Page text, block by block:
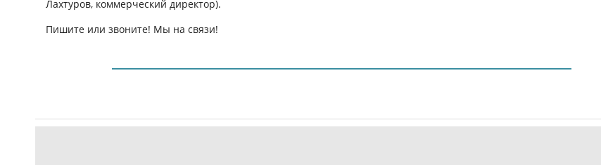
Лахтуров, коммерческий директор).
Пишите или звоните! Мы на связи!